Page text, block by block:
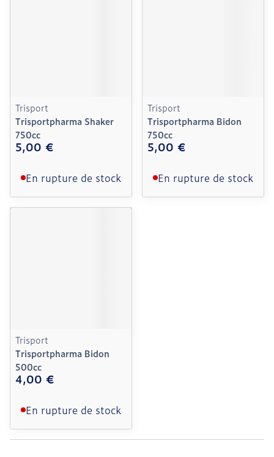
Trisport
Trisportpharma Shaker
750cc
5,00 €
En rupture de stock
Trisport
Trisportpharma Bidon
750cc
5,00 €
En rupture de stock
Trisport
Trisportpharma Bidon
500cc
4,00 €
En rupture de stock